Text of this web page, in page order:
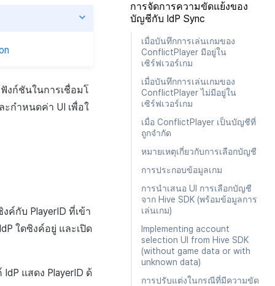
การจัดการความขัดแย้งของ
บัญชีกับ IdP Sync
เมื่อบันทึกการเล่นเกมของ
ConflictPlayer มีอยู่ใน
เซิร์ฟเวอร์เกม
เมื่อบันทึกการเล่นเกมของ
ConflictPlayer ไม่มีอยู่ใน
เซิร์ฟเวอร์เกม
เมื่อ ConflictPlayer เป็นบัญชีที่
ถูกจำกัด
หมายเหตุเกี่ยวกับการเลือกบัญชี
การประกอบข้อมูลเกม
การนำเสนอ UI การเลือกบัญชี
จาก Hive SDK (พร้อมข้อมูลการ
เล่นเกม)
Implementing account
selection UI from Hive SDK
(without game data or with
unknown data)
การปรับแต่งในกรณีที่มีความขัด
งก์ชันในการเชื่อมโ
ะกำหนดค่า UI เพื่อใ
ค์กับ PlayerID ที่เข้า
ใดซิงค์อยู่ และเปิด
แสดง PlayerID ด้